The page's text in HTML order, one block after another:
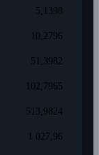
5,1398
10,2796
51,3982
102,7965
513,9824
1 027,96